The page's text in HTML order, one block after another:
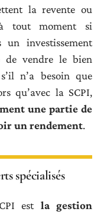
la revente ou
tout moment si
un investissement
de vendre le bien
n’a besoin que
qu’avec la SCPI,
une partie de
un rendement.
spécialisés
est la gestion